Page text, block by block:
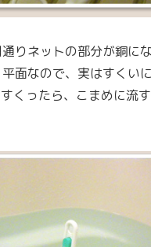
りネットの部分が銅に
面なので、実はすくい
くったら、こまめに流